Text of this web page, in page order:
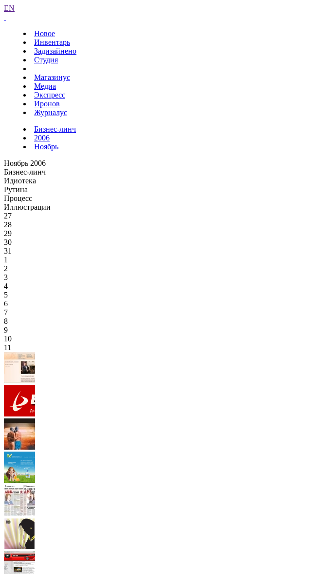
EN
Новое
Инвентарь
Задизайнено
Студия
Магазинус
Медиа
Экспресс
Иронов
Журналус
Бизнес-линч
2006
Ноябрь
Ноябрь 2006
Бизнес-линч
Идиотека
Рутина
Процесс
Иллюстрации
27
28
29
30
31
1
2
3
4
5
6
7
8
9
10
11